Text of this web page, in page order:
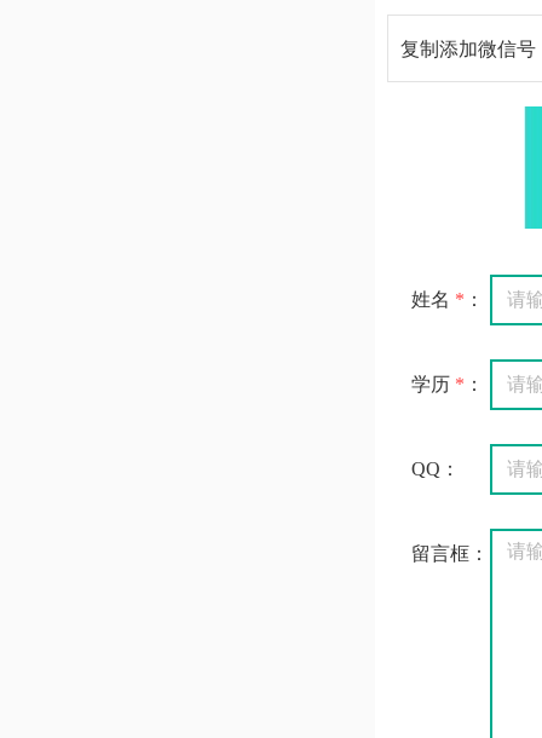
复制添加微信号
姓名 * ：
学历 * ：
QQ：
留言框：